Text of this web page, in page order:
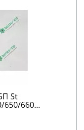
St
650/660...